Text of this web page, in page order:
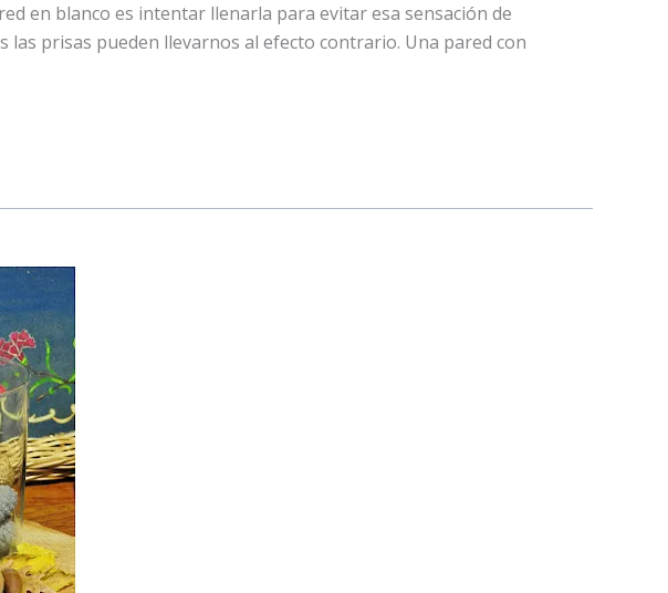
en blanco es intentar llenarla para evitar esa sensación de
las prisas pueden llevarnos al efecto contrario. Una pared con